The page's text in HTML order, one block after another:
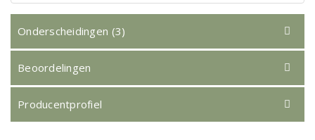
Onderscheidingen (3)
Beoordelingen
Producentprofiel